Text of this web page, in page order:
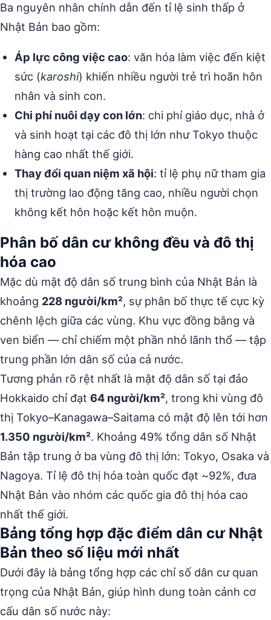
Ba nguyên nhân chính dẫn đến tỉ lệ sinh thấp ở
Nhật Bản bao gồm:
Áp lực công việc cao: văn hóa làm việc đến kiệt
sức (karoshi) khiến nhiều người trẻ trì hoãn hôn
nhân và sinh con.
Chi phí nuôi dạy con lớn: chi phí giáo dục, nhà ở
và sinh hoạt tại các đô thị lớn như Tokyo thuộc
hàng cao nhất thế giới.
Thay đổi quan niệm xã hội: tỉ lệ phụ nữ tham gia
thị trường lao động tăng cao, nhiều người chọn
không kết hôn hoặc kết hôn muộn.
Phân bố dân cư không đều và đô thị
hóa cao
Mặc dù mật độ dân số trung bình của Nhật Bản là
khoảng 228 người/km², sự phân bố thực tế cực kỳ
chênh lệch giữa các vùng. Khu vực đồng bằng và
ven biển — chỉ chiếm một phần nhỏ lãnh thổ — tập
trung phần lớn dân số của cả nước.
Tương phản rõ rệt nhất là mật độ dân số tại đảo
Hokkaido chỉ đạt 64 người/km², trong khi vùng đô
thị Tokyo–Kanagawa–Saitama có mật độ lên tới hơn
1.350 người/km². Khoảng 49% tổng dân số Nhật
Bản tập trung ở ba vùng đô thị lớn: Tokyo, Osaka và
Nagoya. Tỉ lệ đô thị hóa toàn quốc đạt ~92%, đưa
Nhật Bản vào nhóm các quốc gia đô thị hóa cao
nhất thế giới.
Bảng tổng hợp đặc điểm dân cư Nhật
Bản theo số liệu mới nhất
Dưới đây là bảng tổng hợp các chỉ số dân cư quan
trọng của Nhật Bản, giúp hình dung toàn cảnh cơ
cấu dân số nước này: